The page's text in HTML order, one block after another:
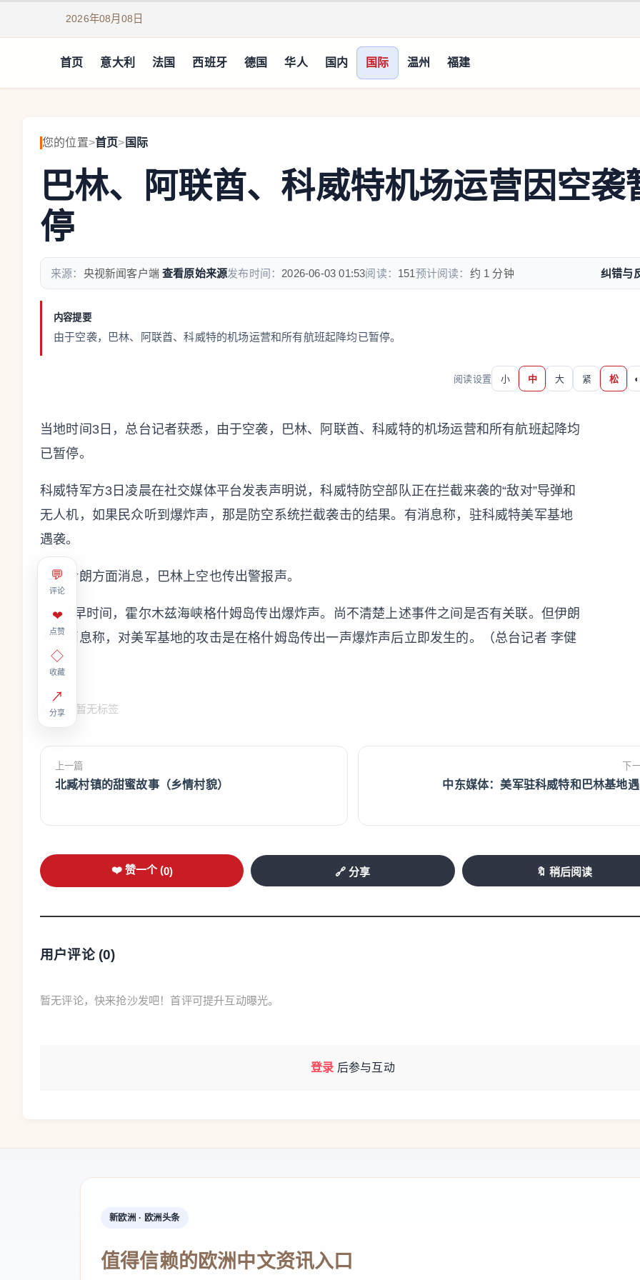
2026年08月08日
首页 意大利 法国 西班牙 德国 华人 国内 国际 温州 福建
您的位置>首页> 国际
巴林、阿联酋、科威特机场运营因空袭
停
来源： 央视新闻客户端 查看原始来源发布时间： 2026-06-03 01:53阅读： 151预计阅读： 约 1 分钟 纠错与
内容提要
由于空袭，巴林、阿联酋、科威特的机场运营和所有航班起降均已暂停。
阅读设置 小 中 大 紧 松 ◐
💬
评论
❤
点赞
◇
收藏
↗
分享
当地时间3日，总台记者获悉，由于空袭，巴林、阿联酋、科威特的机场运营和所有航班起降均
已暂停。
科威特军方3日凌晨在社交媒体平台发表声明说，科威特防空部队正在拦截来袭的“敌对”导弹和
无人机，如果民众听到爆炸声，那是防空系统拦截袭击的结果。有消息称，驻科威特美军基地
遇袭。
另据伊朗方面消息，巴林上空也传出警报声。
3日稍早时间，霍尔木兹海峡格什姆岛传出爆炸声。尚不清楚上述事件之间是否有关联。但伊朗
方面消息称，对美军基地的攻击是在格什姆岛传出一声爆炸声后立即发生的。（总台记者 李健
南）
标签： 暂无标签
上一篇
北臧村镇的甜蜜故事（乡情村貌）
下
中东媒体：美军驻科威特和巴林基地
❤️ 赞一个 (0) 🔗 分享 🔖 稍后阅读
用户评论 (0)
暂无评论，快来抢沙发吧！首评可提升互动曝光。
登录 后参与互动
新欧洲 · 欧洲头条
值得信赖的欧洲中文资讯入口